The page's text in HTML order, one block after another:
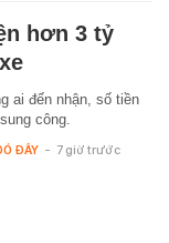
hơn 3 tỷ
ai đến nhận, số tiền
công.
ĐÂY - 7 giờ trước